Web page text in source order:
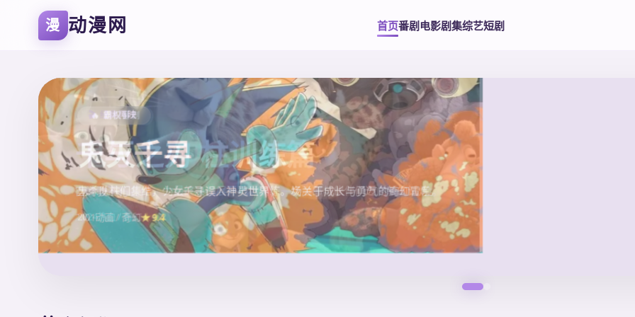
漫 动漫网 首页番剧电影剧集综艺短剧
🔥 霸权番剧
鬼灭之刃 柱训练篇
鬼杀队柱们集结，为最终决战展开地狱训练。炭治郎与伙伴们迈向新的试炼。
2024热血 / 奇幻★ 9.2
🎬 经典再映
千与千寻
宫崎骏不朽名作，少女千寻误入神灵世界，一场关于成长与勇气的奇幻冒险。
2001动画 / 奇幻★ 9.4